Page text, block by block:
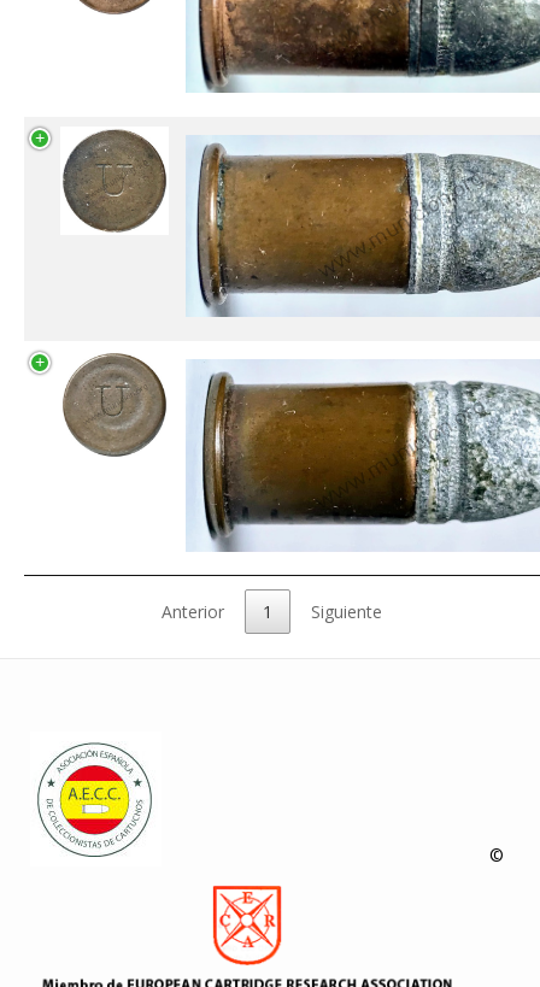
Anterior 1 Siguiente
©